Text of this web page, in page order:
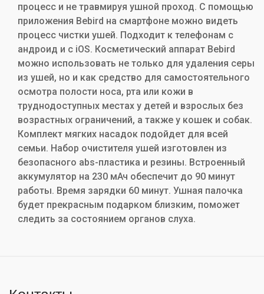
процесс и не травмируя ушной проход. С помощью
приложения Bebird на смартфоне можно видеть
процесс чистки ушей. Подходит к телефонам с
андроид и с iOS. Косметический аппарат Bebird
можно использовать не только для удаления серы
из ушей, но и как средство для самостоятельного
осмотра полости носа, рта или кожи в
труднодоступных местах у детей и взрослых без
возрастных ограничений, а также у кошек и собак.
Комплект мягких насадок подойдет для всей
семьи. Набор очистителя ушей изготовлен из
безопасного abs-пластика и резины. Встроенный
аккумулятор на 230 мАч обеспечит до 90 минут
работы. Время зарядки 60 минут. Ушная палочка
будет прекрасным подарком близким, поможет
следить за состоянием органов слуха.